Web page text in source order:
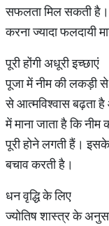
सफलता मिल सकती है।
करना ज्यादा फलदायी
पूरी होंगी अधूरी इच्छाएं
पूजा में नीम की लकड़ी
से आत्मविश्वास बढ़ता है
में माना जाता है कि
पूरी होने लगती हैं।
बचाव करती है।
धन वृद्धि के लिए
ज्योतिष शास्त्र के